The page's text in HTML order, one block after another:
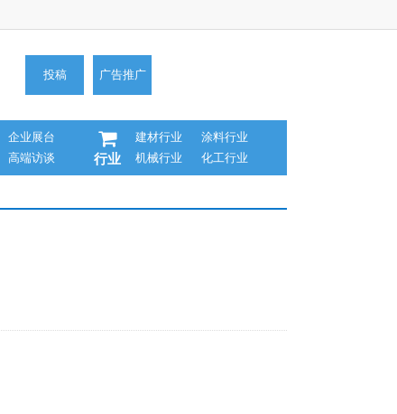
投稿 广告推广
企业展台
高端访谈 行业
建材行业
涂料行业
机械行业
化工行业